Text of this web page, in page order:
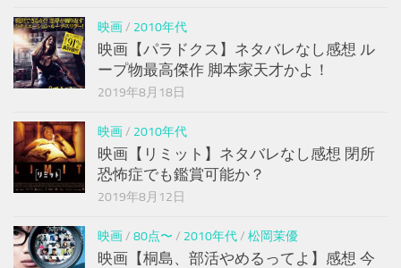
映画/ 2010年代
映画【パラドクス】ネタバレなし感想 ル
ープ物最高傑作 脚本家天才かよ！
2019年8月18日
映画/ 2010年代
映画【リミット】ネタバレなし感想 閉所
恐怖症でも鑑賞可能か？
2019年8月12日
映画/ 80点〜 / 2010年代/ 松岡茉優
映画【桐島、部活やめるってよ】感想 今